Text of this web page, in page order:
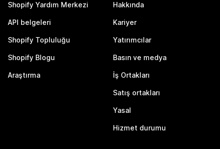
Shopify Yardım Merkezi
API belgeleri
Shopify Topluluğu
Shopify Blogu
Araştırma
Hakkında
Kariyer
Yatırımcılar
Basın ve medya
İş Ortakları
Satış ortakları
Yasal
Hizmet durumu